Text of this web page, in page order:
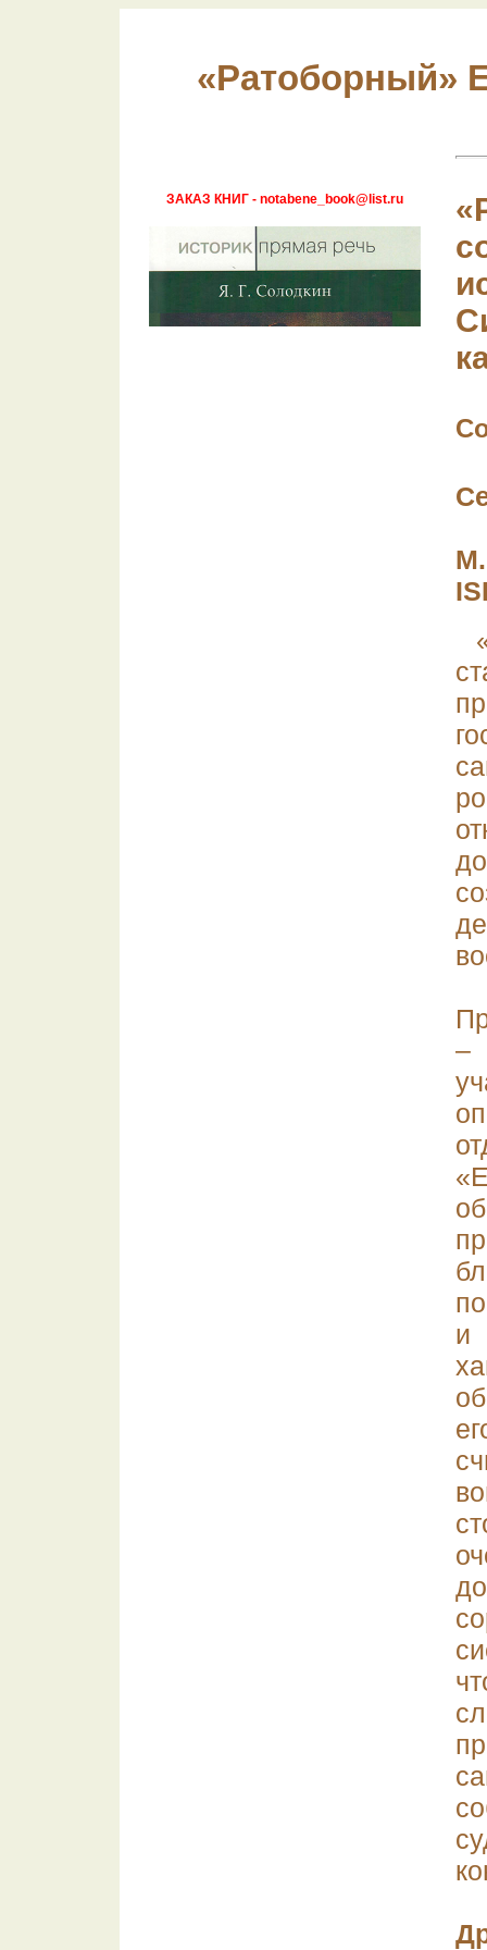
«Ратоборный»
ЗАКАЗ КНИГ - notabene_book@list.ru
–
и